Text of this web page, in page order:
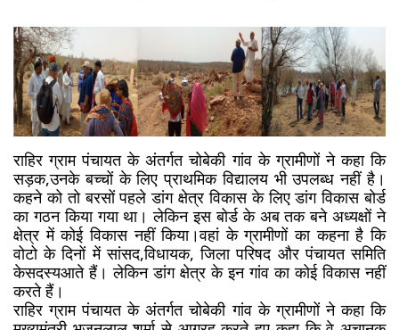
राहिर ग्राम पंचायत के अंतर्गत चोबेकी गांव के ग्रामीणों ने कहा कि
सड़क,उनके बच्चों के लिए प्राथमिक विद्यालय भी उपलब्ध नहीं है।
कहने को तो बरसों पहले डांग क्षेत्र विकास के लिए डांग विकास बोर्ड
का गठन किया गया था। लेकिन इस बोर्ड के अब तक बने अध्यक्षों ने
क्षेत्र में कोई विकास नहीं किया।वहां के ग्रामीणों का कहना है कि
वोटो के दिनों में सांसद,विधायक, जिला परिषद और पंचायत समिति
केसदस्यआते हैं। लेकिन डांग क्षेत्र के इन गांव का कोई विकास नहीं
करते हैं।
राहिर ग्राम पंचायत के अंतर्गत चोबेकी गांव के ग्रामीणों ने कहा कि